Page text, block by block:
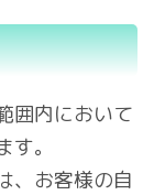
囲内において
。
、お客様の自